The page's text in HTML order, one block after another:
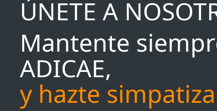
ÚNETE A
Mantente
ADICAE,
y hazte